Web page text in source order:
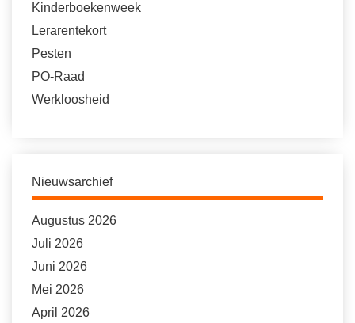
Kinderboekenweek
Lerarentekort
Pesten
PO-Raad
Werkloosheid
Nieuwsarchief
Augustus 2026
Juli 2026
Juni 2026
Mei 2026
April 2026